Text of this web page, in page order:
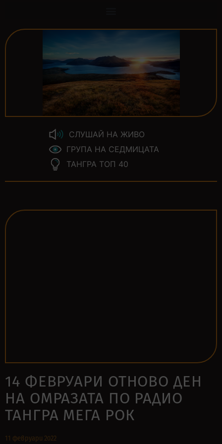
СЛУШАЙ НА ЖИВО
ГРУПА НА СЕДМИЦАТА
ТАНГРА ТОП 40
14 ФЕВРУАРИ ОТНОВО ДЕН
НА ОМРАЗАТА ПО РАДИО
ТАНГРА МЕГА РОК
11 февруари 2022